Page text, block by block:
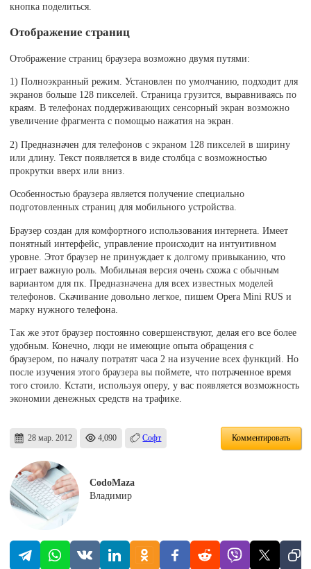
кнопка поделиться.
Отображение страниц
Отображение страниц браузера возможно двумя путями:
1) Полноэкранный режим. Установлен по умолчанию, подходит для
экранов больше 128 пикселей. Страница грузится, выравниваясь по
краям. В телефонах поддерживающих сенсорный экран возможно
увеличение фрагмента с помощью нажатия на экран.
2) Предназначен для телефонов с экраном 128 пикселей в ширину
или длину. Текст появляется в виде столбца с возможностью
прокрутки вверх или вниз.
Особенностью браузера является получение специально
подготовленных страниц для мобильного устройства.
Браузер создан для комфортного использования интернета. Имеет
понятный интерфейс, управление происходит на интуитивном
уровне. Этот браузер не принуждает к долгому привыканию, что
играет важную роль. Мобильная версия очень схожа с обычным
вариантом для пк. Предназначена для всех известных моделей
телефонов. Скачивание довольно легкое, пишем Opera Mini RUS и
марку нужного телефона.
Так же этот браузер постоянно совершенствуют, делая его все более
удобным. Конечно, люди не имеющие опыта обращения с
браузером, по началу потратят часа 2 на изучение всех функций. Но
после изучения этого браузера вы поймете, что потраченное время
того стоило. Кстати, используя оперу, у вас появляется возможность
экономии денежных средств на трафике.
28 мар. 2012 4,090 Софт Комментировать
CodoMaza
Владимир